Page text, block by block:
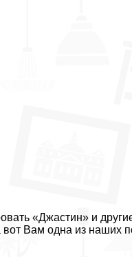
«Джастин» и
Вам одна из наших